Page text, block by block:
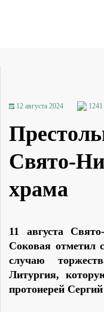
12 августа 2024 1241
Свято-
храма
11 августа
Соковая отметил
случаю
Литургия,
протоиерей